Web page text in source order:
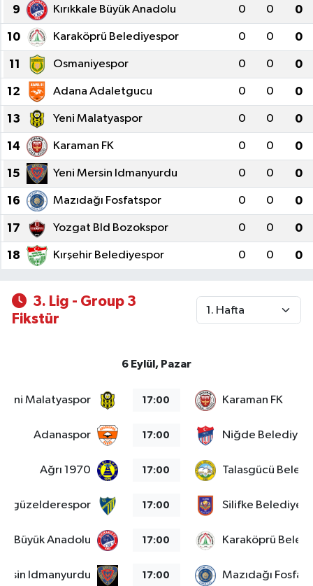
9 Kırıkkale Büyük Anadolu 0 0 0
10 Karaköprü Belediyespor 0 0 0
11 Osmaniyespor 0 0 0
12 Adana Adaletgucu 0 0 0
13 Yeni Malatyaspor 0 0 0
14 Karaman FK 0 0 0
15 Yeni Mersin Idmanyurdu 0 0 0
16 Mazıdağı Fosfatspor 0 0 0
17 Yozgat Bld Bozokspor 0 0 0
18 Kırşehir Belediyespor 0 0 0
3. Lig - Group 3
Fikstür
6 Eylül, Pazar
Yeni Malatyaspor 17:00 Karaman FK
Adanaspor 17:00 Niğde
Ağrı 1970 17:00 Talasgücü
17:00 Silifke
Büyük Anadolu 17:00 Karaköprü
Idmanyurdu 17:00 Mazıdağı